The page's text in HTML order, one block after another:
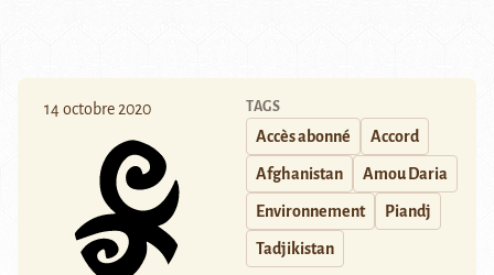
14 octobre 2020 TAGS
Accès abonné Accord
Afghanistan Amou Daria
Environnement Piandj
Tadjikistan